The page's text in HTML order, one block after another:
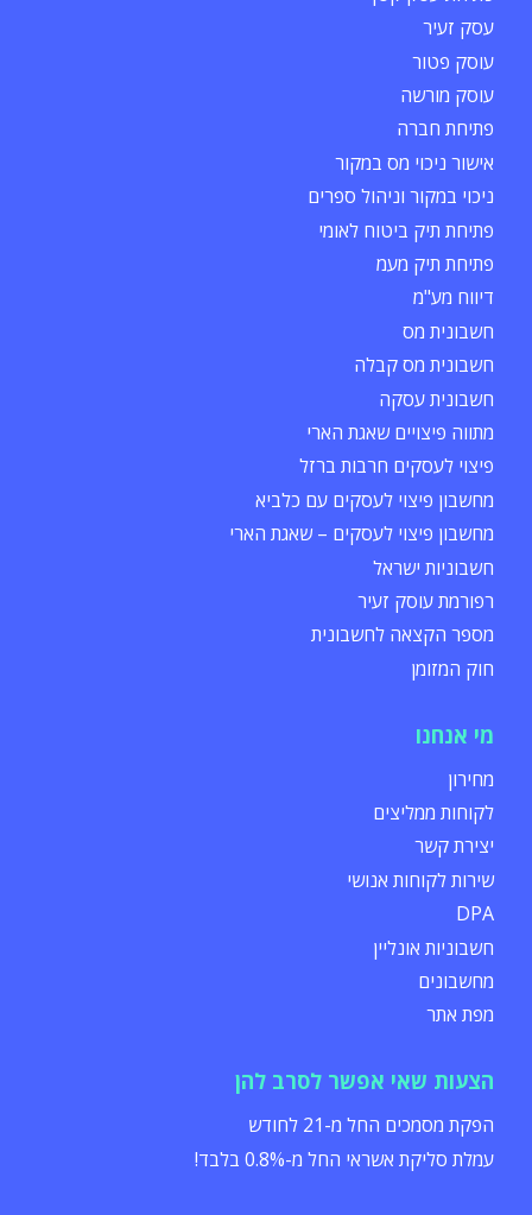
עסק זעיר
עוסק פטור
עוסק מורשה
פתיחת חברה
אישור ניכוי מס במקור
ניכוי במקור וניהול ספרים
פתיחת תיק ביטוח לאומי
פתיחת תיק מעמ
דיווח מע"מ
חשבונית מס
חשבונית מס קבלה
חשבונית עסקה
מתווה פיצויים שאגת הארי
פיצוי לעסקים חרבות ברזל
מחשבון פיצוי לעסקים עם כלביא
מחשבון פיצוי לעסקים – שאגת הארי
חשבוניות ישראל
רפורמת עוסק זעיר
מספר הקצאה לחשבונית
חוק המזומן
מי אנחנו
מחירון
לקוחות ממליצים
יצירת קשר
שירות לקוחות אנושי
DPA
חשבוניות אונליין
מחשבונים
מפת אתר
הצעות שאי אפשר לסרב להן
הפקת מסמכים החל מ-21 לחודש
עמלת סליקת אשראי החל מ-0.8% בלבד!